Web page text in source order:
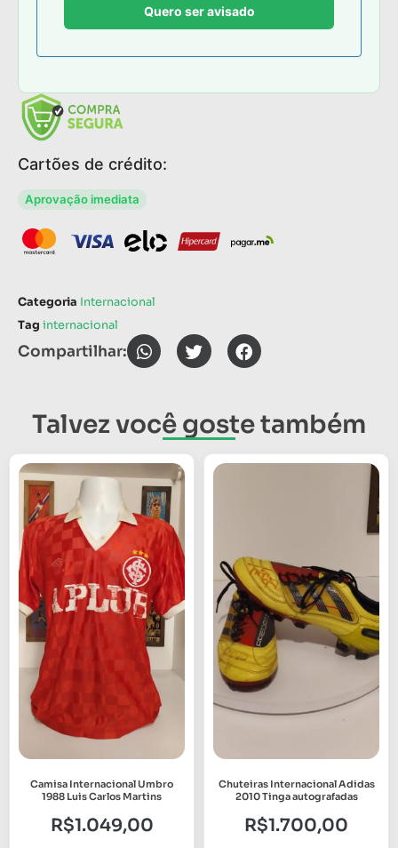
Cartões de crédito:
Aprovação imediata
Categoria Internacional
Tag internacional
Compartilhar:
Talvez você goste também
Camisa Internacional Umbro
1988 Luis Carlos Martins
R$1.049,00
Chuteiras Internacional Adidas
2010 Tinga autografadas
R$1.700,00